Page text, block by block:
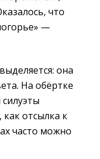
что
—
она
На обёртке
отсылка к
часто можно